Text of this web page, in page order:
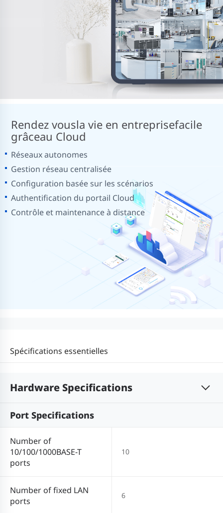
Rendez vousla vie en entreprisefacile
grâceau Cloud
Réseaux autonomes
Gestion réseau centralisée
Configuration basée sur les scénarios
Authentification du portail Cloud
Contrôle et maintenance à distance
Spécifications essentielles
Hardware Specifications
Port Specifications
Number of
10/100/1000BASE-T
ports
10
Number of fixed LAN
ports
6